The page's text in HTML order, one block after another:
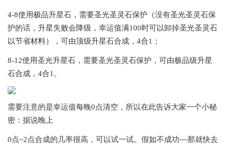
4-8使用极品升星石，需要圣光圣灵石保护（没有圣光圣灵石保
护的话，升星失败会降级，幸运值满100时可以卸掉圣光圣灵石
以节省材料），可由顶级升星石合成，4合1；
8-12使用圣光升星石，需要圣光圣灵石保护，可由极品级升星
石合成，4合1。
需要注意的是幸运值每晚0点清空，所以在此告诉大家一个小秘
密：据说晚上
0点~2点合成的几率很高，可以试一试。假如不成功~~那就快去